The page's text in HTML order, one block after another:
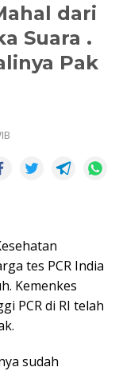
dari
Suara .
Pak
tes PCR India
Kemenkes
PCR di RI telah
sudah